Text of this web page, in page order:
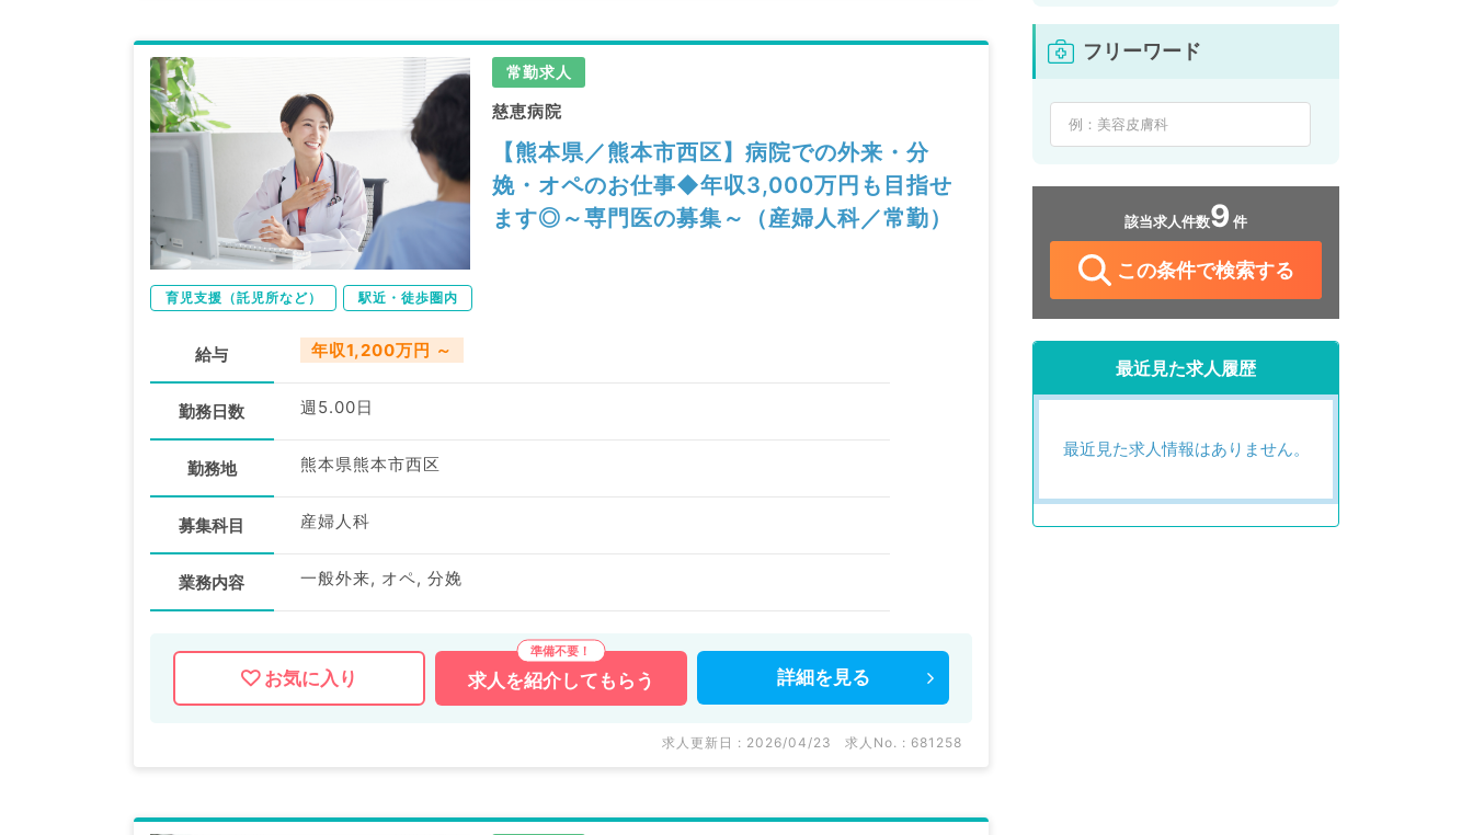
常勤求人
慈恵病院
【熊本県／熊本市西区】病院での外来・分
娩・オペのお仕事◆年収3,000万円も目指せ
ます◎～専門医の募集～（産婦人科／常勤）
育児支援（託児所など） 駅近・徒歩圏内
給与 年収1,200万円 ～
勤務日数 週5.00日
勤務地 熊本県熊本市西区
募集科目 産婦人科
業務内容 一般外来, オペ, 分娩
お気に入り 求人を紹介してもらう 詳細を 見る
求人更新日 : 2026/04/23 求人No. : 681258
フリーワード
該当求人件数9 件
この条件で検索する
最近見た求人履歴
最近見た求人情報はありません。